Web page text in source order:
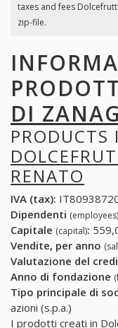
taxes and fees
zip-file.
DI
PRODUCTS
RENATO
IVA (tax):
Dipendenti (employees)
Capitale (capital):
Vendite, per anno
Valutazione del
Anno di fondazione
Tipo principale di
azioni (s.p.a.)
I prodotti creati in